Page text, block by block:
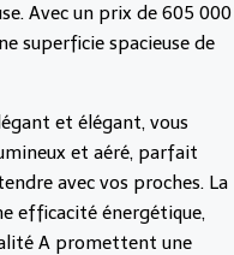
Avec un prix de 605 000
superficie spacieuse de
et élégant, vous
et aéré, parfait
avec vos proches. La
efficacité énergétique,
A promettent une